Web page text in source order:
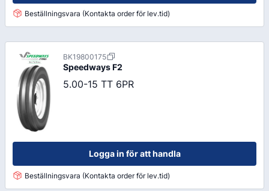
Beställningsvara (Kontakta order för lev.tid)
BK19800175
SpeedwaysF2
5.00-15 TT 6PR
Logga in för att handla
Beställningsvara (Kontakta order för lev.tid)